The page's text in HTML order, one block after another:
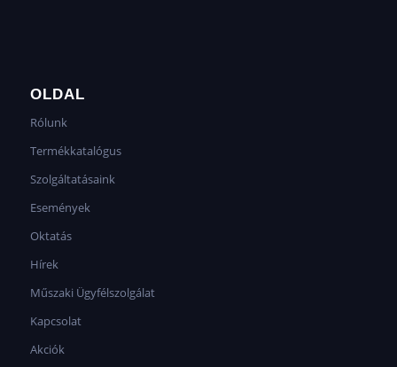
OLDAL
Rólunk
Termékkatalógus
Szolgáltatásaink
Események
Oktatás
Hírek
Műszaki Ügyfélszolgálat
Kapcsolat
Akciók